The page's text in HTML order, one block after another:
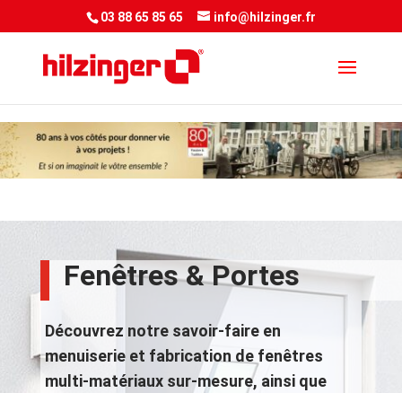
<script> jQuery(document).ready(function() { var downloadButton =
jQuery('.et-download-button');
downloadButton.each(function(index) {
jQuery(this).attr('download', ''); }); }); </script&gt
03 88 65 85 65 info@hilzinger.fr
Fenêtres & Portes
Découvrez notre savoir-faire en
menuiserie et fabrication de fenêtres
multi-matériaux sur-mesure, ainsi que